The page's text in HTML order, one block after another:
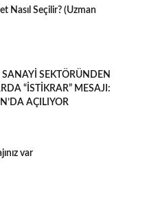
Nasıl Seçilir? (Uzman
SEKTÖRÜNDEN
“İSTİKRAR” MESAJI:
AÇILIYOR
var